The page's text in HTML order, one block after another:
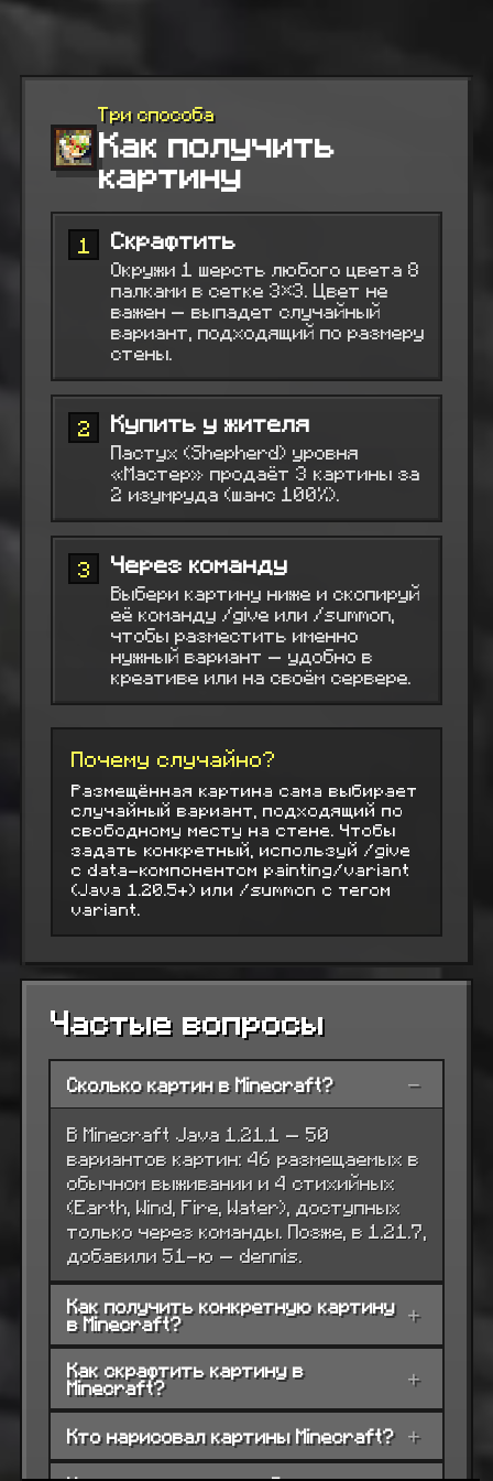
Три способа
Как получить
картину
1 Скрафтить
Окружи 1 шерсть любого цвета 8
палками в сетке 3×3. Цвет не
важен — выпадет случайный
вариант, подходящий по размеру
стены.
2 Купить у жителя
Пастух (Shepherd) уровня
«Мастер» продаёт 3 картины за
2 изумруда (шанс 100%).
3 Через команду
Выбери картину ниже и скопируй
её команду /give или /summon,
чтобы разместить именно
нужный вариант — удобно в
креативе или на своём сервере.
Почему случайно?
Размещённая картина сама выбирает
случайный вариант, подходящий по
свободному месту на стене. Чтобы
задать конкретный, используй /give
с data-компонентом painting/variant
(Java 1.20.5+) или /summon с тегом
variant.
Частые вопросы
Сколько картин в Minecraft? −
В Minecraft Java 1.21.1 — 50
вариантов картин: 46 размещаемых в
обычном выживании и 4 стихийных
(Earth, Wind, Fire, Water), доступных
только через команды. Позже, в 1.21.7,
добавили 51-ю — dennis.
Как получить конкретную картину
в Minecraft? +
Как скрафтить картину в
Minecraft? +
Кто нарисовал картины Minecraft?
+